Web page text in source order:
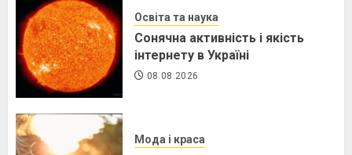
Освіта та наука
Сонячна активність і якість
інтернету в Україні
08.08.2026
Мода і краса